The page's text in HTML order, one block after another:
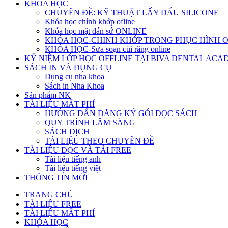
KHÓA HỌC
CHUYÊN ĐỀ: KỸ THUẬT LẤY DẤU SILICONE
Khóa học chỉnh khớp ofline
Khóa học mặt dán sứ ONLINE
KHÓA HỌC-CHINH KHỚP TRONG PHỤC HÌNH
KHÓA HỌC-Sửa soạn cùi răng online
KỶ NIỆM LỚP HỌC OFFLINE TẠI BIVA DENTAL
SÁCH IN VÀ DỤNG CỤ
Dụng cụ nha khoa
Sách in Nha Khoa
Sản phẩm NK
TÀI LIỆU MẤT PHÍ
HƯỚNG DẪN ĐĂNG KÝ GÓI ĐỌC SÁCH
QUY TRÌNH LÂM SÀNG
SÁCH DỊCH
TÀI LIỆU THEO CHUYÊN ĐỀ
TÀI LIỆU ĐỌC VÀ TẢI FREE
Tài liệu tiếng anh
Tài liệu tiếng việt
THÔNG TIN MỚI
TRANG CHỦ
TÀI LIỆU FREE
TÀI LIỆU MẤT PHÍ
KHÓA HỌC